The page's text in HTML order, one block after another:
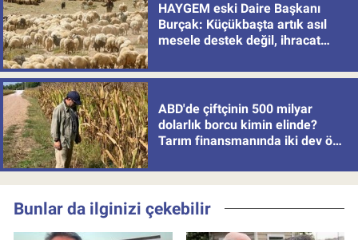
HAYGEM eski Daire Başkanı
Burçak: Küçükbaşta artık asıl
mesele destek değil, ihracat
ABD'de çiftçinin 500 milyar
dolarlık borcu kimin elinde?
Tarım finansmanında iki dev öne
Bunlar da ilginizi çekebilir